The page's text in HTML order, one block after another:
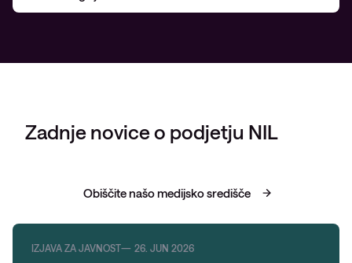
Zadnje novice o podjetju NIL
Obiščite našo medijsko središče
IZJAVA ZA JAVNOST 26. JUN 2026